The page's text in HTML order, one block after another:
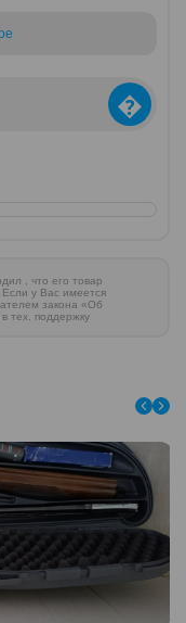
�
, что его товар
у Вас имеется
закона «Об
тех. поддержку